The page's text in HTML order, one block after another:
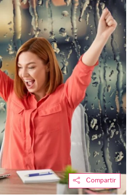
Compartir